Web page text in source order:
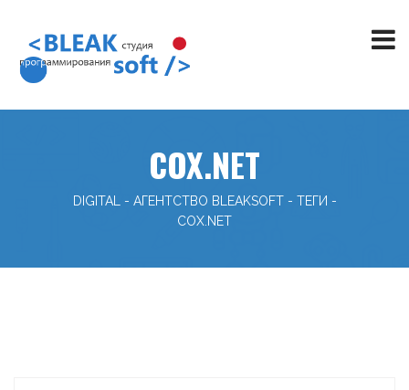
COX.NET
DIGITAL - АГЕНТСТВО BLEAKSOFT - ТЕГИ -
COX.NET